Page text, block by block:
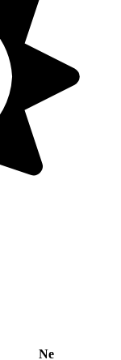
Ne